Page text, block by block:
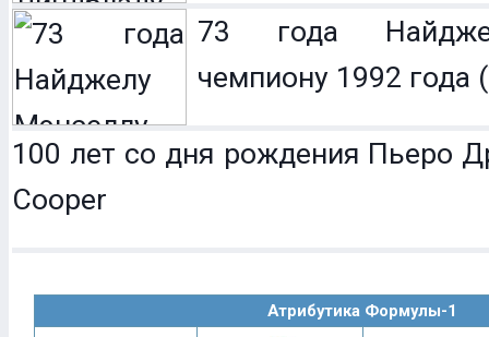
73 года
чемпиону 1992 года
100 лет со дня рождения Пьеро
Cooper
Атрибутика Формулы-1